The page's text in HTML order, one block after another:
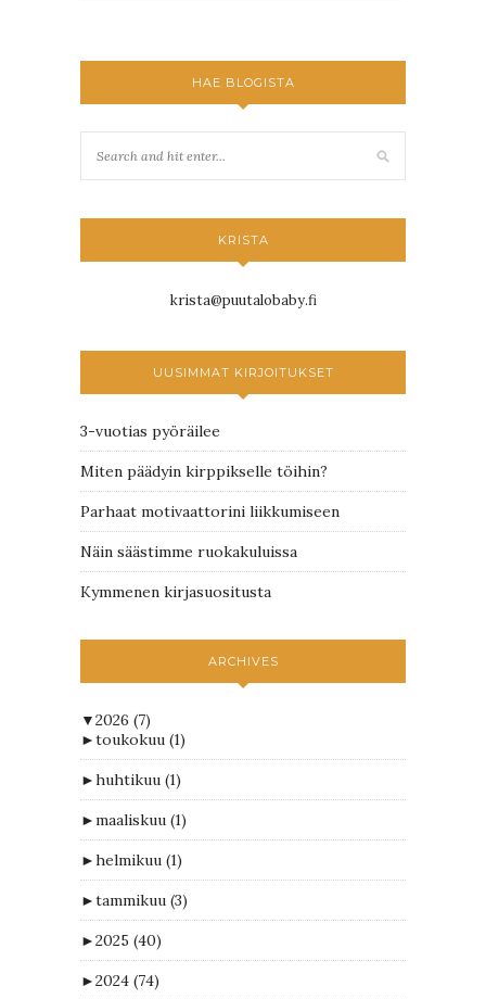
HAE BLOGISTA
KRISTA
krista@puutalobaby.fi
UUSIMMAT KIRJOITUKSET
3-vuotias pyöräilee
Miten päädyin kirppikselle töihin?
Parhaat motivaattorini liikkumiseen
Näin säästimme ruokakuluissa
Kymmenen kirjasuositusta
ARCHIVES
▼2026 (7)
►toukokuu (1)
►huhtikuu (1)
►maaliskuu (1)
►helmikuu (1)
►tammikuu (3)
►2025 (40)
►2024 (74)